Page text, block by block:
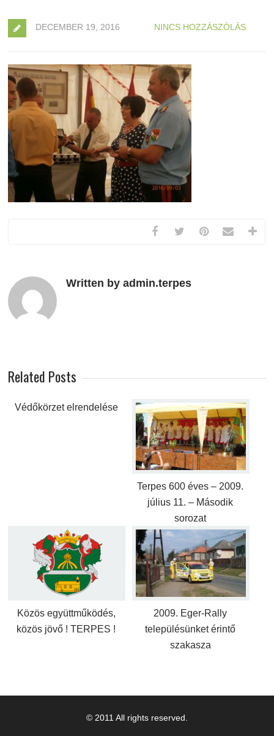
DECEMBER 19, 2016 NINCS HOZZÁSZÓLÁS
Written by admin.terpes
Related Posts
Védőkörzet elrendelése
Terpes 600 éves – 2009.
július 11. – Második
sorozat
Közös együttműködés,
közös jövő ! TERPES !
2009. Eger-Rally
településünket érintő
szakasza
© 2011 All rights reserved.